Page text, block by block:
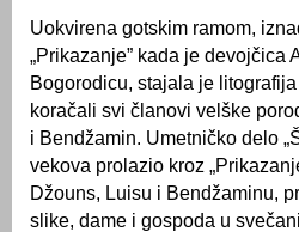
Uokvirena gotskim ramom,
„Prikazanje” kada je
Bogorodicu, stajala je
koračali svi članovi velške
i Bendžamin. Umetničko delo
vekova prolazio kroz
Džouns, Luisu i Bendžaminu,
slike, dame i gospoda u